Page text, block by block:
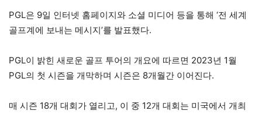
PGL은 9일 인터넷 홈페이지와 소셜 미디어 등을 통해 ‘전 세계
골프계에 보내는 메시지’를 발표했다.
PGL이 밝힌 새로운 골프 투어의 개요에 따르면 2023년 1월
PGL의 첫 시즌을 개막하며 시즌은 8개월간 이어진다.
매 시즌 18개 대회가 열리고, 이 중 12개 대회는 미국에서 개최